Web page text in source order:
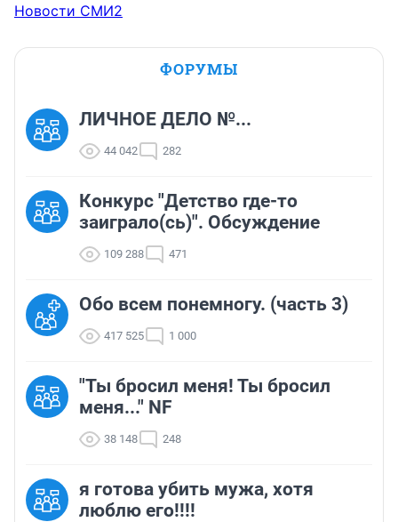
Новости СМИ2
ФОРУМЫ
ЛИЧНОЕ ДЕЛО №...
44 042 282
Конкурс "Детство где-то
заиграло(сь)". Обсуждение
109 288 471
Обо всем понемногу. (часть 3)
417 525 1 000
"Ты бросил меня! Ты бросил
меня..." NF
38 148 248
я готова убить мужа, хотя
люблю его!!!!